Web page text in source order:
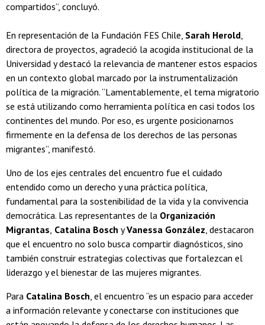
compartidos”, concluyó.
En representación de la Fundación FES Chile, Sarah Herold,
directora de proyectos, agradeció la acogida institucional de la
Universidad y destacó la relevancia de mantener estos espacios
en un contexto global marcado por la instrumentalización
política de la migración. “Lamentablemente, el tema migratorio
se está utilizando como herramienta política en casi todos los
continentes del mundo. Por eso, es urgente posicionarnos
firmemente en la defensa de los derechos de las personas
migrantes”, manifestó.
Uno de los ejes centrales del encuentro fue el cuidado
entendido como un derecho y una práctica política,
fundamental para la sostenibilidad de la vida y la convivencia
democrática. Las representantes de la Organización
Migrantas, Catalina Bosch yVanessa González, destacaron
que el encuentro no solo busca compartir diagnósticos, sino
también construir estrategias colectivas que fortalezcan el
liderazgo y el bienestar de las mujeres migrantes.
Para Catalina Bosch, el encuentro “es un espacio para acceder
a información relevante y conectarse con instituciones que